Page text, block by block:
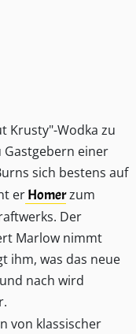
Krusty"-Wodka zu
Gastgebern einer
sich bestens auf
erHomerzum
Der
Marlow nimmt
ihm, was das neue
nach wird
von klassischer